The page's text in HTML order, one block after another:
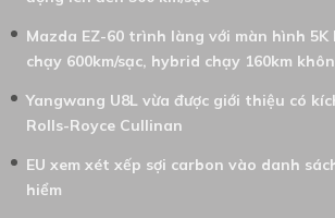
Mazda EZ-60 trình làng với màn hình 5K
chạy 600km/sạc, hybrid chạy 160km
Yangwang U8L vừa được giới thiệu có
Rolls-Royce Cullinan
EU xem xét xếp sợi carbon vào danh
hiểm